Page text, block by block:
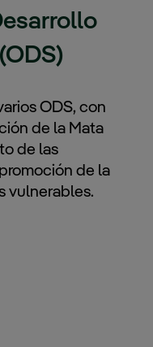
ODS, con
de la Mata
de las
de la
vulnerables.